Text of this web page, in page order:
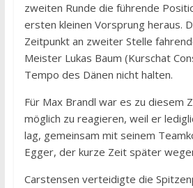
zweiten Runde die führende
ersten kleinen Vorsprung heraus.
Zeitpunkt an zweiter Stelle
Meister Lukas Baum (Kurschat
Tempo des Dänen nicht halten.
Für Max Brandl war es zu diesem
möglich zu reagieren, weil er
lag, gemeinsam mit seinem
Egger, der kurze Zeit später
Carstensen verteidigte die